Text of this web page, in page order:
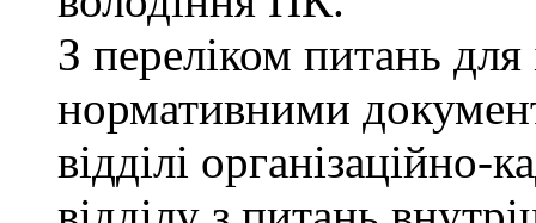
З переліком питань
нормативними
відділі організаційно-